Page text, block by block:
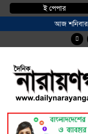
ই পেপার
আজ শনিবার